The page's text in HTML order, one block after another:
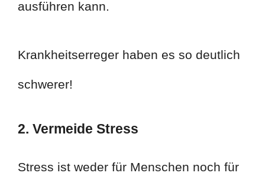
ausführen kann.
Krankheitserreger haben es so deutlich
schwerer!
2. Vermeide Stress
Stress ist weder für Menschen noch für